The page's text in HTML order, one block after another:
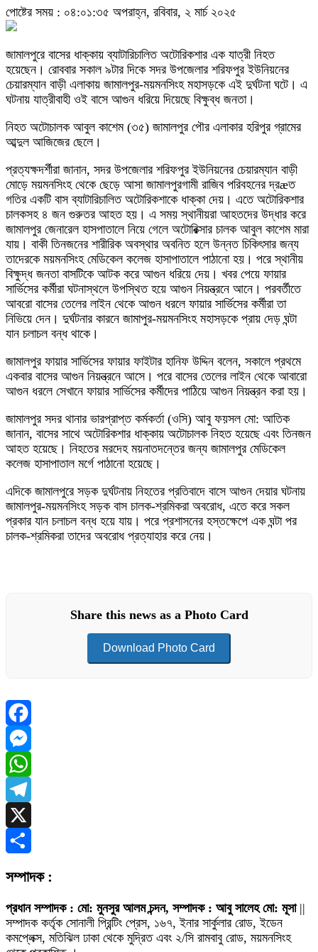
পোষ্টের সময় : ০৪:০১:৩৫ অপরাহ্ন, রবিবার, ২ মার্চ ২০২৫
জামালপুরে বাসের ধাক্কায় ব্যাটারিচালিত অটোরিকশার এক যাত্রী নিহত
হয়েছেন। রোববার সকাল ৯টার দিকে সদর উপজেলার শরিফপুর ইউনিয়নের
চেয়ারম্যান বাড়ী এলাকায় জামালপুর-ময়মনসিংহ মহাসড়কে এই দুর্ঘটনা ঘটে। এ
ঘটনায় যাত্রীবাহী ওই বাসে আগুন ধরিয়ে দিয়েছে বিক্ষুব্ধ জনতা।
নিহত অটোচালক আবুল কাশেম (৩৫) জামালপুর পৌর এলাকার হরিপুর গ্রামের
আব্দুল আজিজের ছেলে।
প্রত্যক্ষদর্শীরা জানান, সদর উপজেলার শরিফপুর ইউনিয়নের চেয়ারম্যান বাড়ী
মোড়ে ময়মনসিংহ থেকে ছেড়ে আসা জামালপুরগামী রাজিব পরিবহনের দ্রæত
গতির একটি বাস ব্যাটারিচালিত অটোরিকশাকে ধাক্কা দেয়। এতে অটোরিকশার
চালকসহ ৪ জন গুরুতর আহত হয়। এ সময় স্থানীয়রা আহতদের উদ্ধার করে
জামালপুর জেনারেল হাসপাতালে নিয়ে গেলে অটোরিক্সার চালক আবুল কাশেম মারা
যায়। বাকী তিনজনের শারীরিক অবস্থার অবনিত হলে উন্নত চিকিৎসার জন্য
তাদেরকে ময়মনসিংহ মেডিকেল কলেজ হাসাপাতালে পাঠানো হয়। পরে স্থানীয়
বিক্ষুদ্ধ জনতা বাসটিকে আটক করে আগুন ধরিয়ে দেয়। খবর পেয়ে ফায়ার
সার্ভিসের কর্মীরা ঘটনাস্থলে উপস্থিত হয়ে আগুন নিয়ন্ত্রনে আনে। পরবর্তীতে
আবরো বাসের তেলের লাইন থেকে আগুন ধরলে ফায়ার সার্ভিসের কর্মীরা তা
নিভিয়ে দেন। দুর্ঘটনার কারনে জামাপুর-ময়মনসিংহ মহাসড়কে প্রায় দেড় ঘন্টা
যান চলাচল বন্ধ থাকে।
জামালপুর ফায়ার সার্ভিসের ফায়ার ফাইটার হানিফ উদ্দিন বলেন, সকালে প্রথমে
একবার বাসের আগুন নিয়ন্ত্রনে আসে। পরে বাসের তেলের লাইন থেকে আবারো
আগুন ধরলে সেখানে ফায়ার সার্ভিসের কর্মীদের পাঠিয়ে আগুন নিয়ন্ত্রন করা হয়।
জামালপুর সদর থানার ভারপ্রাপ্ত কর্মকর্তা (ওসি) আবু ফয়সল মো: আতিক
জানান, বাসের সাথে অটোরিকশার ধাক্কায় অটোচালক নিহত হয়েছে এবং তিনজন
আহত হয়েছে। নিহতের মরদেহ ময়নাতদন্তের জন্য জামালপুর মেডিকেল
কলেজ হাসাপাতাল মর্গে পাঠানো হয়েছে।
এদিকে জামালপুরে সড়ক দুর্ঘটনায় নিহতের প্রতিবাদে বাসে আগুন দেয়ার ঘটনায়
জামালপুর-ময়মনসিংহ সড়ক বাস চালক-শ্রমিকরা অবরোধ, এতে করে সকল
প্রকার যান চলাচল বন্ধ হয়ে যায়। পরে প্রশাসনের হস্তক্ষেপে এক ঘন্টা পর
চালক-শ্রমিকরা তাদের অবরোধ প্রত্যাহার করে নেয়।
Share this news as a Photo Card
Download Photo Card
Facebook
Messenger
WhatsApp
Telegram
X
সম্পাদক :
প্রধান সম্পাদক : মো: মুনসুর আলম চন্দন, সম্পাদক : আবু সালেহ মো: মূসা||
সম্পাদক কর্তৃক সোনালী প্রিন্টিং প্রেস, ১৬৭, ইনার সার্কুলার রোড, ইডেন
কমপ্লেক্স, মতিঝিল ঢাকা থেকে মুদ্রিত এবং ২/সি রামবাবু রোড, ময়মনসিংহ